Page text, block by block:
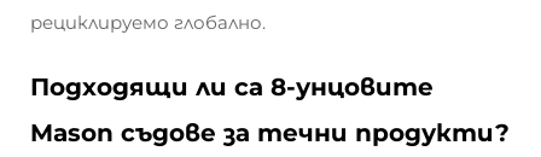
рециклируемо глобално.
Подходящи ли са 8-унцовите
Mason съдове за течни продукти?